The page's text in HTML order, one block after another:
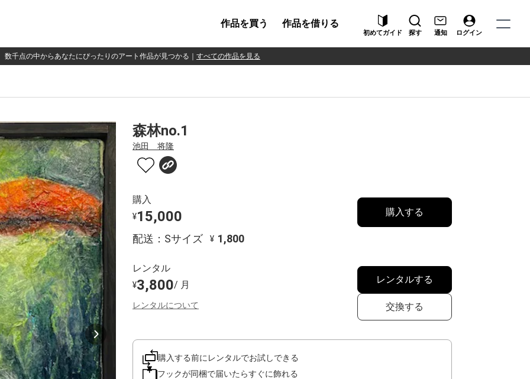
作品を買う 作品を借りる
初めてガイド 探す 通知 ログイン
数千点の中からあなたにぴったりのアート作品が見つかる すべての作品を見る
森林no.1
池田 将隆
購入
¥15,000
配送：Sサイズ ¥ 1,800
購入する
レンタル
¥3,800/ 月
レンタルについて
レンタルする
交換する
購入する前にレンタルでお試しできる
フックが同梱で届いたらすぐに飾れる